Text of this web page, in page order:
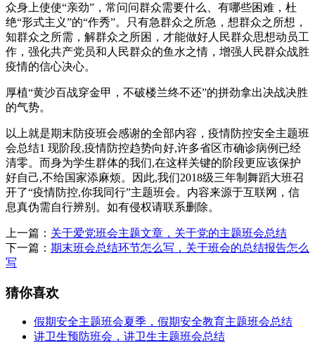
众身上使使“亲劲”，常问问群众需要什么、有哪些困难，杜
绝“形式主义”的“作秀”。只有急群众之所急，想群众之所想，
知群众之所需，解群众之所困，才能做好人民群众思想动员工
作，强化共产党员和人民群众的鱼水之情，增强人民群众战胜
疫情的信心决心。
厚植“黄沙百战穿金甲，不破楼兰终不还”的拼劲拿出决战决胜
的气势。
以上就是期末防疫班会感谢的全部内容，疫情防控安全主题班
会总结1 现阶段,疫情防控趋势向好,许多省区市确诊病例已经
清零。而身为学生群体的我们,在这样关键的阶段更应该保护
好自己,不给国家添麻烦。因此,我们2018级三年制舞蹈大班召
开了“疫情防控,你我同行”主题班会。内容来源于互联网，信
息真伪需自行辨别。如有侵权请联系删除。
上一篇： 关于爱党班会主题文章，关于党的主题班会总结
下一篇： 期末班会总结环节怎么写，关于班会的总结报告怎么
写
猜你喜欢
假期安全主题班会夏季，假期安全教育主题班会总结
讲卫生预防班会，讲卫生主题班会总结